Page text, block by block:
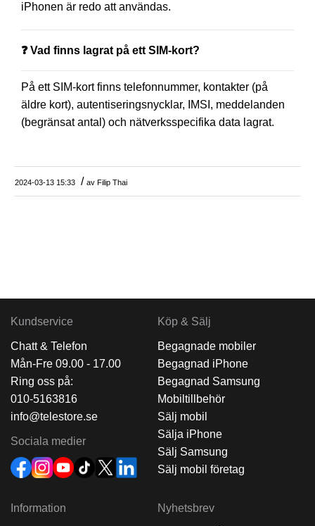
iPhonen är redo att användas.
❓ Vad finns lagrat på ett SIM-kort?
På ett SIM-kort finns telefonnummer, kontakter (på
äldre kort), autentiseringsnycklar, IMSI, meddelanden
(begränsat antal) och nätverksspecifika data lagrat.
2024-03-13 15:33 / av Filip Thai
Kundservice
Chatt & Telefon
Mån-Fre 09.00 - 17.00
Ring oss på:
010-5163816
info@telestore.se
Sociala medier
Köp & Sälj
Begagnade mobiler
Begagnad iPhone
Begagnad Samsung
Mobiltillbehör
Sälj mobil
Sälja iPhone
Sälj Samsung
Sälj mobil företag
Information Nyhetsbrev